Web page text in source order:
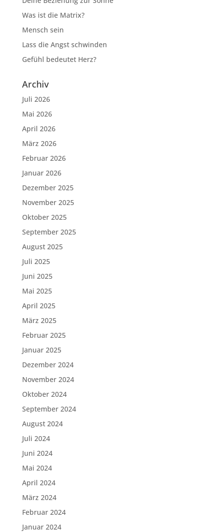
Was ist die Matrix?
Mensch sein
Lass die Angst schwinden
Gefühl bedeutet Herz?
Archiv
Juli 2026
Mai 2026
April 2026
März 2026
Februar 2026
Januar 2026
Dezember 2025
November 2025
Oktober 2025
September 2025
August 2025
Juli 2025
Juni 2025
Mai 2025
April 2025
März 2025
Februar 2025
Januar 2025
Dezember 2024
November 2024
Oktober 2024
September 2024
August 2024
Juli 2024
Juni 2024
Mai 2024
April 2024
März 2024
Februar 2024
Januar 2024